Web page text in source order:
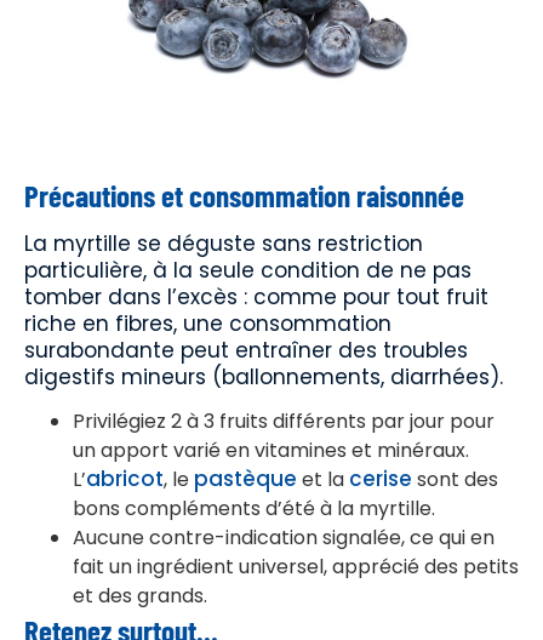
Précautions et consommation raisonnée
La myrtille se déguste sans restriction
particulière, à la seule condition de ne pas
tomber dans l’excès : comme pour tout fruit
riche en fibres, une consommation
surabondante peut entraîner des troubles
digestifs mineurs (ballonnements, diarrhées).
Privilégiez 2 à 3 fruits différents par jour pour
un apport varié en vitamines et minéraux.
L’abricot, le pastèque et la cerise sont des
bons compléments d’été à la myrtille.
Aucune contre-indication signalée, ce qui en
fait un ingrédient universel, apprécié des petits
et des grands.
Retenez surtout…